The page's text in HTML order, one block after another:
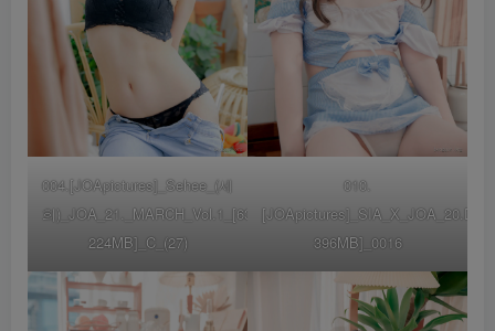
004.[JOApictures]_Sehee_(세
희)_JOA_21._MARCH_Vol.1_[63P-
224MB]_C_(27)
010.
396MB]_0016